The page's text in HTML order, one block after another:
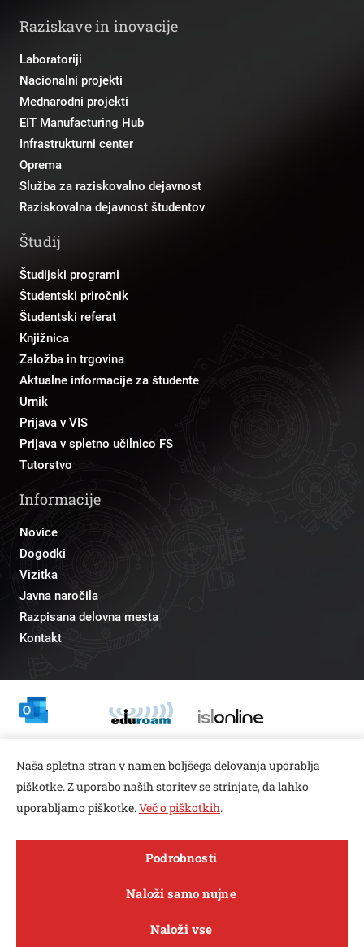
Open toolbar
Raziskave in inovacije
Laboratoriji
Nacionalni projekti
Mednarodni projekti
EIT Manufacturing Hub
Infrastrukturni center
Oprema
Služba za raziskovalno dejavnost
Raziskovalna dejavnost študentov
Študij
Študijski programi
Študentski priročnik
Študentski referat
Knjižnica
Založba in trgovina
Aktualne informacije za študente
Urnik
Prijava v VIS
Prijava v spletno učilnico FS
Tutorstvo
Informacije
Novice
Dogodki
Vizitka
Javna naročila
Razpisana delovna mesta
Kontakt
pr@fs.uni-lj.si
Naša spletna stran v namen boljšega delovanja uporablja
piškotke. Z uporabo naših storitev se strinjate, da lahko
uporabljamo piškotke.Več o piškotkih.
Podrobnosti
Naloži samo nujne
Naloži vse